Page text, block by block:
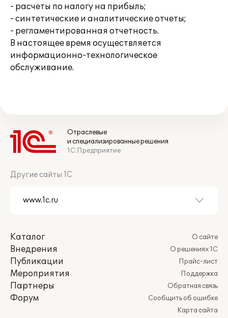
- расчеты по налогу на прибыль;
- синтетические и аналитические отчеты;
- регламентированная отчетность.
В настоящее время осуществляется
информационно-технологическое
обслуживание.
Отраслевые
и специализированные решения
1С:Предприятие
Другие сайты 1С
Каталог
Внедрения
Публикации
Мероприятия
Партнеры
Форум
О сайте
О решениях 1С
Прайс-лист
Поддержка
Обратная связь
Сообщить об ошибке
Карта сайта